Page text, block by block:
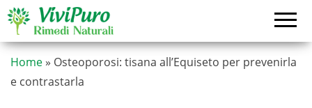
Vai
contenuto
Home » Osteoporosi: tisana all’Equiseto per prevenirla
e contrastarla